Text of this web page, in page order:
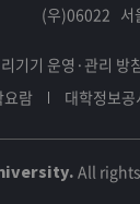
(우)06022 서
기기 운영·관리 방
요람 대학정보공
All